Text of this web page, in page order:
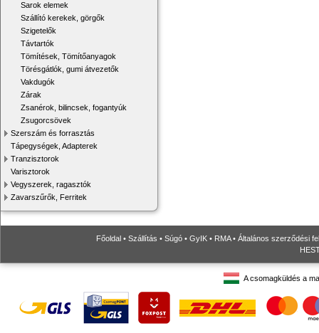
Sarok elemek
Szállító kerekek, görgők
Szigetelők
Távtartók
Tömítések, Tömítőanyagok
Törésgátlók, gumi átvezetők
Vakdugók
Zárak
Zsanérok, bilincsek, fogantyúk
Zsugorcsövek
Szerszám és forrasztás
Tápegységek, Adapterek
Tranzisztorok
Varisztorok
Vegyszerek, ragasztók
Zavarszűrők, Ferritek
Főoldal • Szállítás • Súgó • GyIK • RMA• Általános szerződési
A csomagküldés a